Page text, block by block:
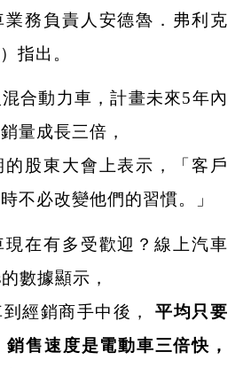
務負責人安德魯．弗利克
指出。
合動力車，計畫未來5年內
量成長三倍，
股東大會上表示，「客戶
不必改變他們的習慣。」
在有多受歡迎？線上汽車
數據顯示，
到經銷商手中後，平均只要
售速度是電動車三倍快，